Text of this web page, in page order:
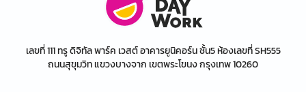
เลขที่ 111 ทรู ดิจิทัล พาร์ค เวสต์ อาคารยูนิคอร์น ชั้น5 ห้องเลขที่ SH555
ถนนสุขุมวิท แขวงบางจาก เขตพระโขนง กรุงเทพ 10260